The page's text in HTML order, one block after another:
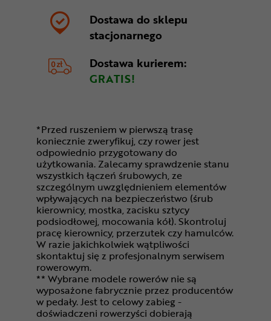
Dostawa do sklepu
stacjonarnego
Dostawa kurierem:
GRATIS!
*Przed ruszeniem w pierwszą trasę
koniecznie zweryfikuj, czy rower jest
odpowiednio przygotowany do
użytkowania. Zalecamy sprawdzenie stanu
wszystkich łączeń śrubowych, ze
szczególnym uwzględnieniem elementów
wpływających na bezpieczeństwo (śrub
kierownicy, mostka, zacisku sztycy
podsiodłowej, mocowania kół). Skontroluj
pracę kierownicy, przerzutek czy hamulców.
W razie jakichkolwiek wątpliwości
skontaktuj się z profesjonalnym serwisem
rowerowym.
** Wybrane modele rowerów nie są
wyposażone fabrycznie przez producentów
w pedały. Jest to celowy zabieg -
doświadczeni rowerzyści dobierają